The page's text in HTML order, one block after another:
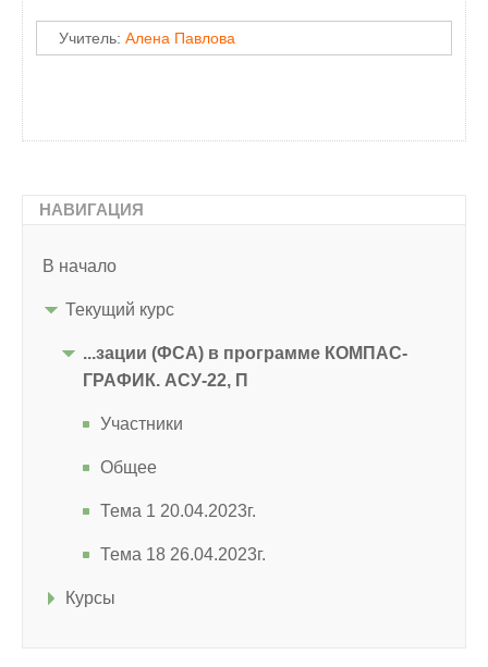
Учитель: Алена Павлова
НАВИГАЦИЯ
В начало
Текущий курс
...зации (ФСА) в программе КОМПАС-
ГРАФИК. АСУ-22, П
Участники
Общее
Тема 1 20.04.2023г.
Тема 18 26.04.2023г.
Курсы